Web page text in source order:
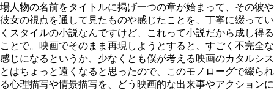
場人物の名前をタイトルに掲げ一つの章が始まって、その彼や
彼女の視点を通して見たものや感じたことを、丁寧に綴ってい
くスタイルの小説なんですけど、これって小説だから成し得る
ことで。映画でそのまま再現しようとすると、すごく不完全な
感じになるというか、少なくとも僕が考える映画のカタルシス
とはちょっと遠くなると思ったので、このモノローグで綴られ
る心理描写や情景描写を、どう映画的な出来事やアクションに